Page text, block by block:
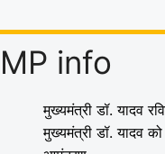
MP info
मुख्यमंत्री डॉ. यादव
मुख्यमंत्री डॉ. यादव